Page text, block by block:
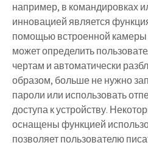
например, в командировках
инновацией является
помощью встроенной камеры
может определить
чертам и автоматически
образом, больше не нужно
пароли или использовать
доступа к устройству.
оснащены функцией
позволяет пользователю